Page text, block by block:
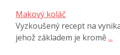
Makový koláč
Vyzkoušený recept na
jehož základem je kromě...